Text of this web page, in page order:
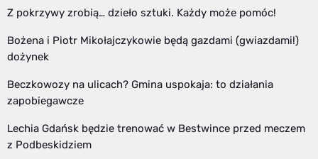
Z pokrzywy zrobią… dzieło sztuki. Każdy może pomóc!
Bożena i Piotr Mikołajczykowie będą gazdami (gwiazdami!)
dożynek
Beczkowozy na ulicach? Gmina uspokaja: to działania
zapobiegawcze
Lechia Gdańsk będzie trenować w Bestwince przed meczem
z Podbeskidziem